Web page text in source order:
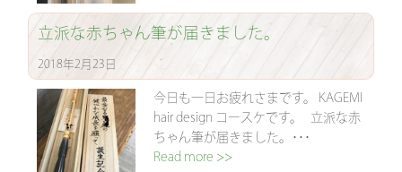
立派な赤ちゃん筆が届きました。
2018年2月23日
今日も一日お疲れさまです。 KAGEMI
hair design コースケです。 立派な赤
ちゃん筆が届きました。･･･
Read more >>